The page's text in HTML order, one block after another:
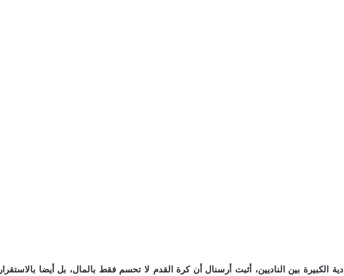
الكبيرة بين الناديين، أثبت أرسنال أن كرة القدم لا تحسم فقط بالمال، بل أيضا بالاستقرار